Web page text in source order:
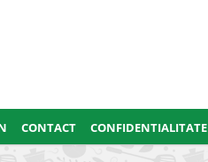
CONTACT CONFIDENTIALITATE